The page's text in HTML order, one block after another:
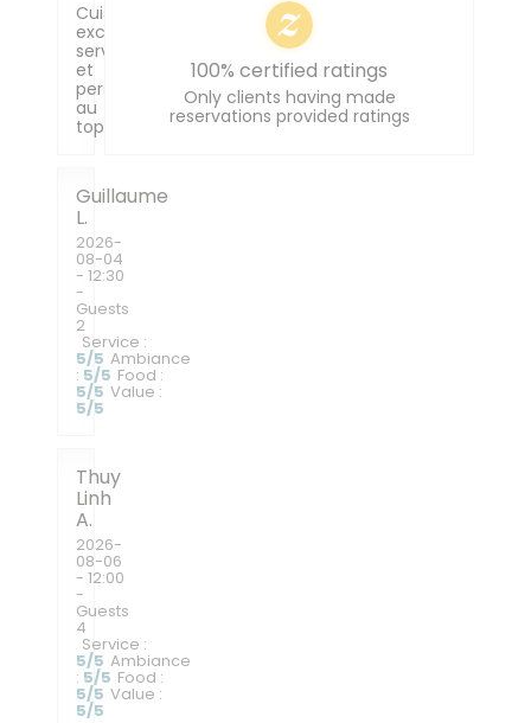
Cuisine
excellente,
service
et
personnel
au
top!
Guillaume
L
2026-
08-04
- 12:30
-
Guests
2
Service :
5/5 Ambiance
: 5/5 Food :
5/5 Value :
5/5
Thuy
Linh
A
2026-
08-06
- 12:00
-
Guests
4
Service :
5/5 Ambiance
: 5/5 Food :
5/5 Value :
5/5
100% certified ratings
Only clients having made
reservations provided ratings